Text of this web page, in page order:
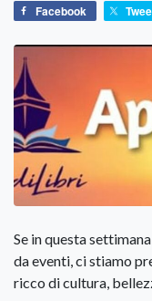
Facebook
Se in questa
da eventi, ci stiamo
ricco di cultura,